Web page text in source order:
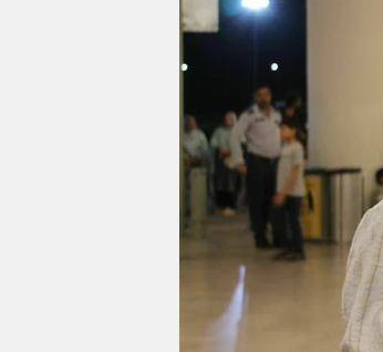
verlag
veranstaltungen
shop
fragen & hilfe
unterstützen
genossenschaft
epaper login